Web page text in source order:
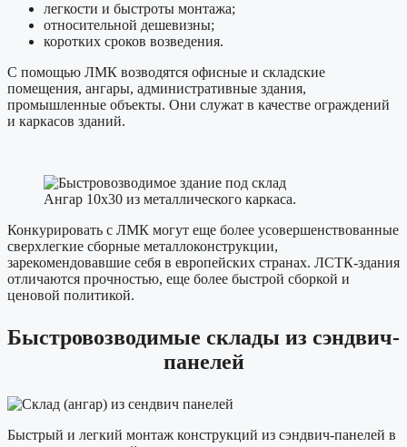
легкости и быстроты монтажа;
относительной дешевизны;
коротких сроков возведения.
С помощью ЛМК возводятся офисные и складские
помещения, ангары, административные здания,
промышленные объекты. Они служат в качестве ограждений
и каркасов зданий.
Ангар 10х30 из металлического каркаса.
Конкурировать с ЛМК могут еще более усовершенствованные
сверхлегкие сборные металлоконструкции,
зарекомендовавшие себя в европейских странах. ЛСТК-здания
отличаются прочностью, еще более быстрой сборкой и
ценовой политикой.
Быстровозводимые склады из сэндвич-
панелей
Быстрый и легкий монтаж конструкций из сэндвич-панелей в